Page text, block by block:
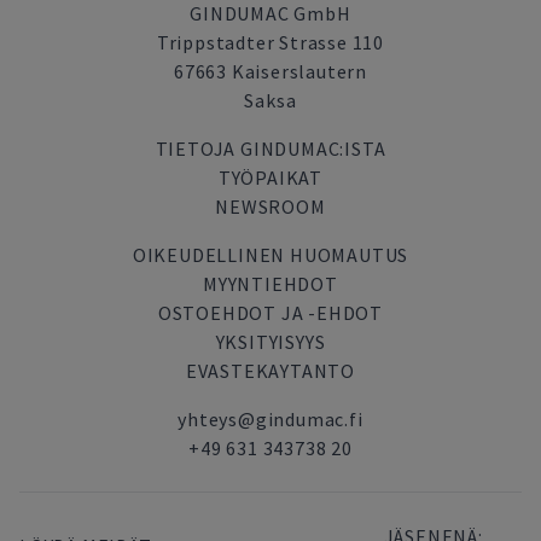
GINDUMAC GmbH
Trippstadter Strasse 110
67663 Kaiserslautern
Saksa
TIETOJA GINDUMAC:ISTA
TYÖPAIKAT
NEWSROOM
OIKEUDELLINEN HUOMAUTUS
MYYNTIEHDOT
OSTOEHDOT JA -EHDOT
YKSITYISYYS
EVASTEKAYTANTO
yhteys@gindumac.fi
+49 631 343738 20
JÄSENENÄ: